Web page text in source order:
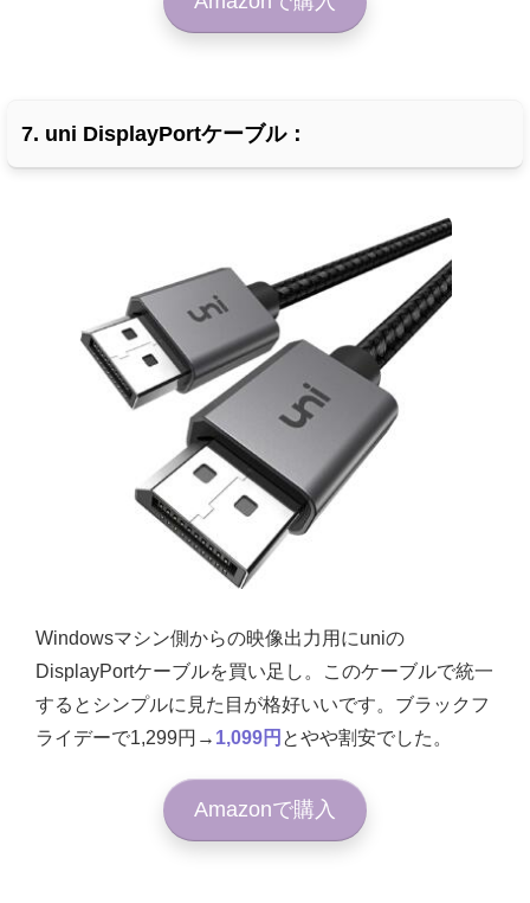
7. uni DisplayPortケーブル：
Windowsマシン側からの映像出力用にuniの
DisplayPortケーブルを買い足し。このケーブルで統一
するとシンプルに見た目が格好いいです。ブラックフ
ライデーで1,299円→ 1,099円 とやや割安でした。
Amazonで購入